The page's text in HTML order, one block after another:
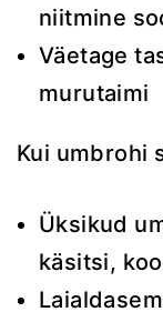
niitmine
Väetage
murutaimi
Kui umbrohi
Üksikud
käsitsi,